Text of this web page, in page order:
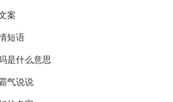
案
短语
是什么意思
气说说